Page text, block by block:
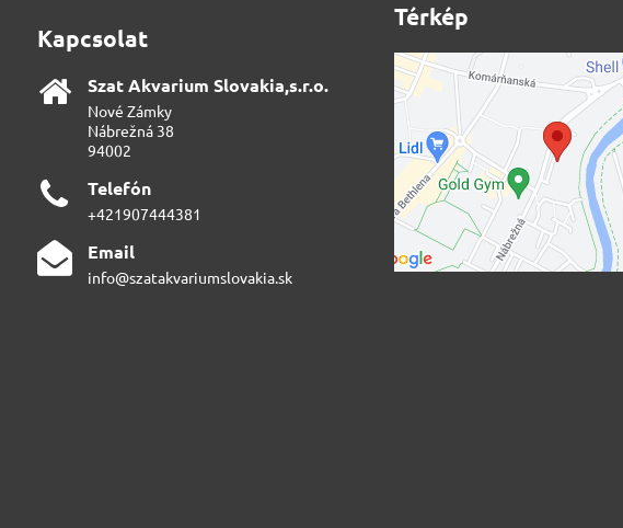
Kapcsolat
Szat Akvarium Slovakia,s​.r​.o​.
Nové Zámky
Nábrežná 38
94002
Telefón
+421907444381
Email
info@szatakvariumslovakia.sk
Térkép